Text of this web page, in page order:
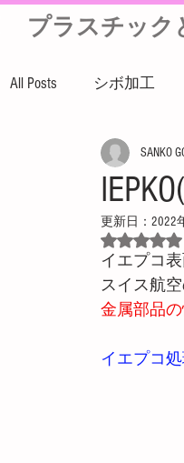
プラスチック
All Posts シボ加工
ハイサイクル
ガス焼け プレ
プレス成形機
SANKO
更新日： 2022
5つ星
イエプコ
スイス航
金属部品
イエプコ